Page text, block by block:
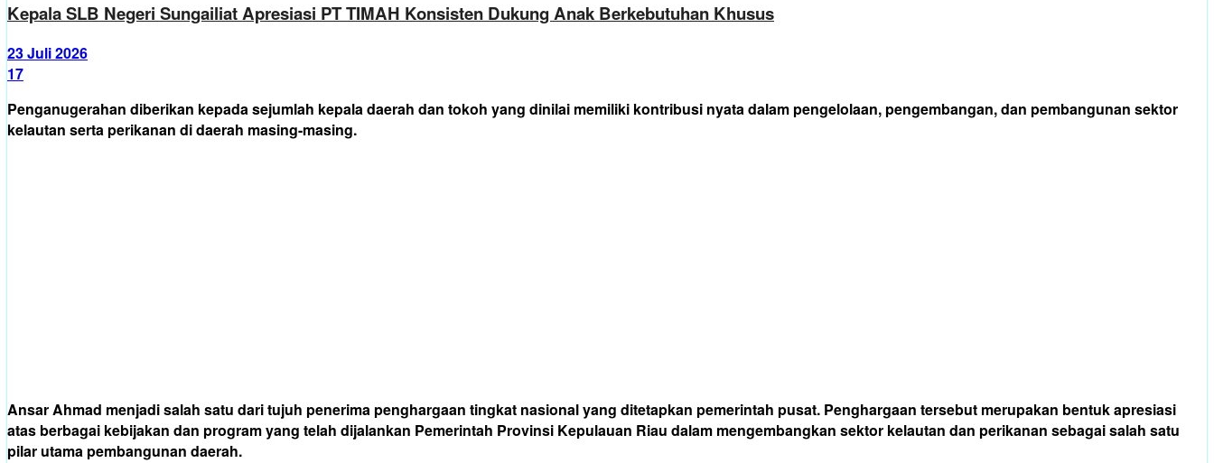
Kepala SLB Negeri Sungailiat Apresiasi PT TIMAH Konsisten Dukung Anak Berkebutuhan Khusus
23 Juli 2026
17
Penganugerahan diberikan kepada sejumlah kepala daerah dan tokoh yang dinilai memiliki kontribusi nyata dalam pengelolaan, pengembangan, dan pembangunan sektor
kelautan serta perikanan di daerah masing-masing.
Ansar Ahmad menjadi salah satu dari tujuh penerima penghargaan tingkat nasional yang ditetapkan pemerintah pusat. Penghargaan tersebut merupakan bentuk apresiasi
atas berbagai kebijakan dan program yang telah dijalankan Pemerintah Provinsi Kepulauan Riau dalam mengembangkan sektor kelautan dan perikanan sebagai salah satu
pilar utama pembangunan daerah.